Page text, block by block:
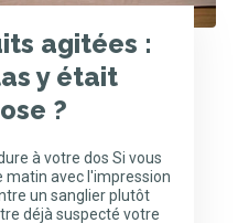
agitées :
y était
?
à votre dos Si vous
matin avec l'impression
un sanglier plutôt
déjà suspecté votre